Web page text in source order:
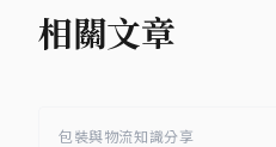
相關文章
包裝與物流知識分享